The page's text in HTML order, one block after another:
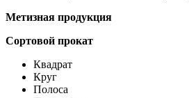
Метизная продукция
Сортовой прокат
Квадрат
Круг
Полоса